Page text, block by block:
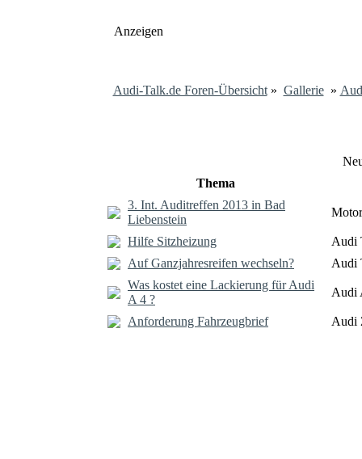
Anzeigen
Audi-Talk.de Foren-Übersicht» Gallerie»
Thema
3. Int. Auditreffen 2013 in Bad
Liebenstein
Hilfe Sitzheizung
Audi
Auf Ganzjahresreifen wechseln?
Audi
Was kostet eine Lackierung für Audi
A 4 ?
Audi
Anforderung Fahrzeugbrief Audi